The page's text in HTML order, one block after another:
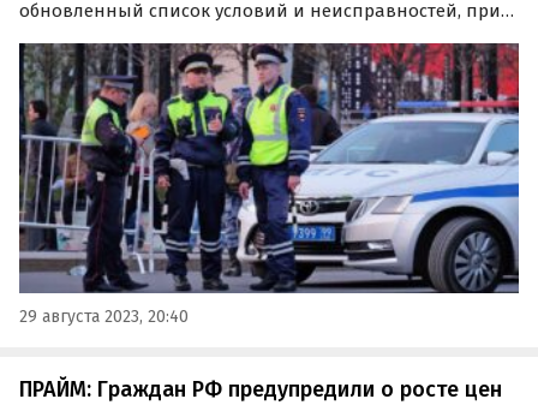
обновленный список условий и неисправностей, при
Нарушителям будет грозить штраф.
29 августа 2023, 20:40
ПРАЙМ: Граждан РФ предупредили о росте цен